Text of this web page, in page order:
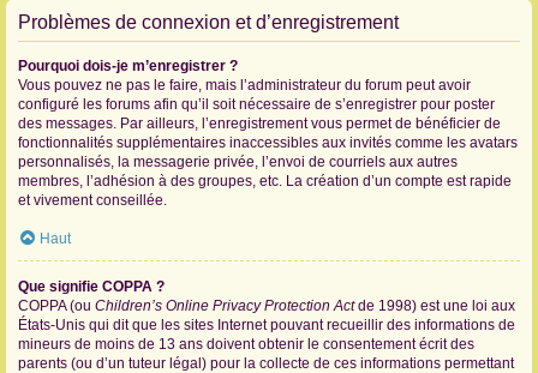
Problèmes de connexion et d’enregistrement
Pourquoi dois-je m’enregistrer ?
Vous pouvez ne pas le faire, mais l’administrateur du forum peut avoir
configuré les forums afin qu’il soit nécessaire de s’enregistrer pour poster
des messages. Par ailleurs, l’enregistrement vous permet de bénéficier de
fonctionnalités supplémentaires inaccessibles aux invités comme les avatars
personnalisés, la messagerie privée, l’envoi de courriels aux autres
membres, l’adhésion à des groupes, etc. La création d’un compte est rapide
et vivement conseillée.
Haut
Que signifie COPPA ?
COPPA (ou Children’s Online Privacy Protection Actde 1998) est une loi aux
États-Unis qui dit que les sites Internet pouvant recueillir des informations de
mineurs de moins de 13 ans doivent obtenir le consentement écrit des
parents (ou d’un tuteur légal) pour la collecte de ces informations permettant